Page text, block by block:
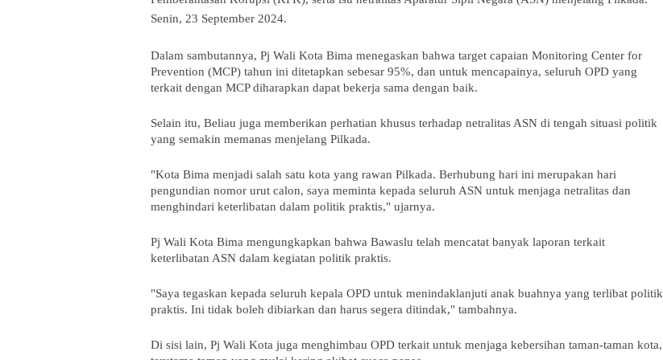
Senin, 23 September 2024.
Dalam sambutannya, Pj Wali Kota Bima menegaskan bahwa target capaian Monitoring Center for
Prevention (MCP) tahun ini ditetapkan sebesar 95%, dan untuk mencapainya, seluruh OPD yang
terkait dengan MCP diharapkan dapat bekerja sama dengan baik.
Selain itu, Beliau juga memberikan perhatian khusus terhadap netralitas ASN di tengah situasi politik
yang semakin memanas menjelang Pilkada.
"Kota Bima menjadi salah satu kota yang rawan Pilkada. Berhubung hari ini merupakan hari
pengundian nomor urut calon, saya meminta kepada seluruh ASN untuk menjaga netralitas dan
menghindari keterlibatan dalam politik praktis," ujarnya.
Pj Wali Kota Bima mengungkapkan bahwa Bawaslu telah mencatat banyak laporan terkait
keterlibatan ASN dalam kegiatan politik praktis.
"Saya tegaskan kepada seluruh kepala OPD untuk menindaklanjuti anak buahnya yang terlibat politik
praktis. Ini tidak boleh dibiarkan dan harus segera ditindak," tambahnya.
Di sisi lain, Pj Wali Kota juga menghimbau OPD terkait untuk menjaga kebersihan taman-taman kota,